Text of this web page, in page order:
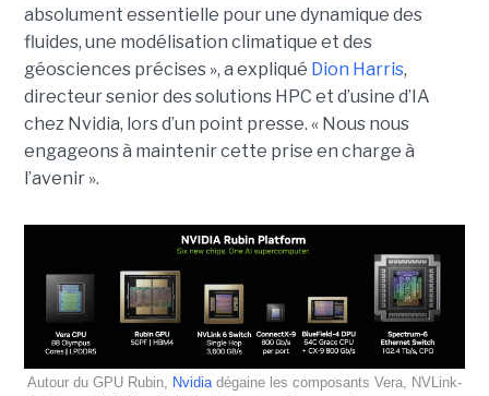
absolument essentielle pour une dynamique des
fluides, une modélisation climatique et des
géosciences précises », a expliqué Dion Harris,
directeur senior des solutions HPC et d’usine d’IA
chez Nvidia, lors d’un point presse. « Nous nous
engageons à maintenir cette prise en charge à
l’avenir ».
Autour du GPU Rubin, Nvidia dégaine les composants Vera, NVLink-